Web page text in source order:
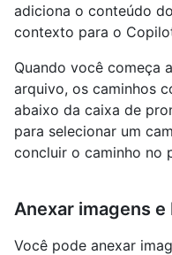
adiciona o conteúdo
contexto para o
Quando você começa
arquivo, os caminhos
abaixo da caixa de
para selecionar um
concluir o caminho no
Anexar imagens e
Você pode anexar